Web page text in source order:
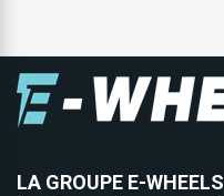
LA GROUPE E-WHEELS